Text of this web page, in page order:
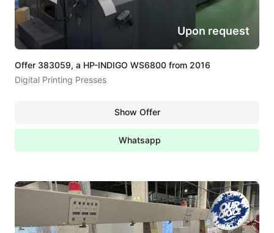
Offer 383059, a HP-INDIGO WS6800 from 2016
Digital Printing Presses
Upon request
Show Offer
Whatsapp